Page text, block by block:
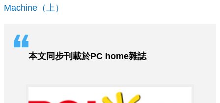
Machine（上）
本文同步刊載於PC home雜誌